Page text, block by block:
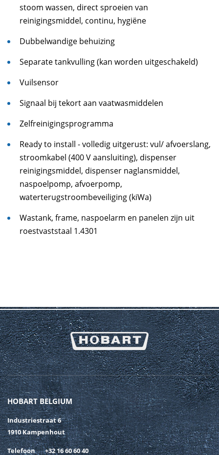
stoom wassen, direct sproeien van
reinigingsmiddel, continu, hygiëne
Dubbelwandige behuizing
Separate tankvulling (kan worden uitgeschakeld)
Vuilsensor
Signaal bij tekort aan vaatwasmiddelen
Zelfreinigingsprogramma
Ready to install - volledig uitgerust: vul/ afvoerslang,
stroomkabel (400 V aansluiting), dispenser
reinigingsmiddel, dispenser naglansmiddel,
naspoelpomp, afvoerpomp,
waterterugstroombeveiliging (kiWa)
Wastank, frame, naspoelarm en panelen zijn uit
roestvaststaal 1.4301
HOBART BELGIUM
Industriestraat 6
1910 Kampenhout
Telefoon +32 16 60 60 40